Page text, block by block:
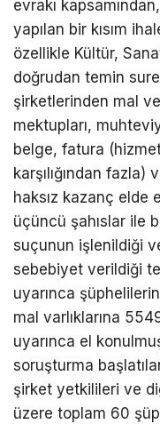
evrakı
yapılan bir kısım
özellikle Kültür,
doğrudan temin
şirketlerinden mal
mektupları,
belge, fatura
karşılığından
haksız kazanç elde
üçüncü şahıslar ile
suçunun işlenildiği
sebebiyet verildiği
uyarınca
mal varlıklarına
uyarınca el
soruşturma
şirket yetkilileri ve
üzere toplam 60